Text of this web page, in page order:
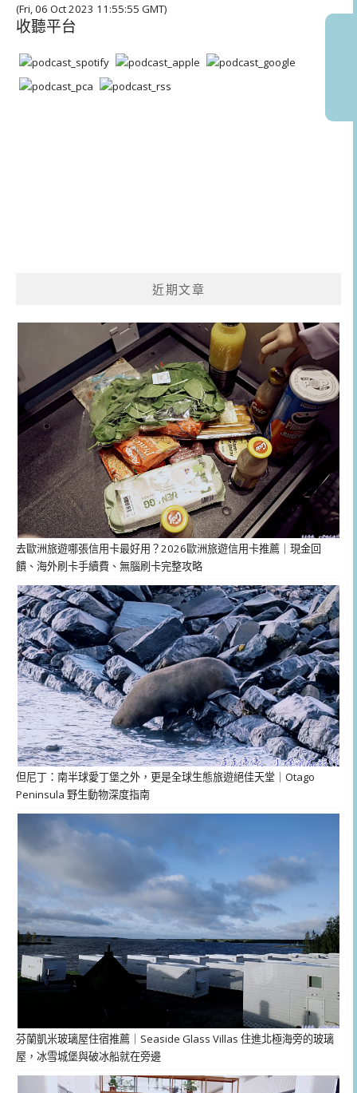
(Fri, 06 Oct 2023 11:55:55 GMT)
收聽平台
近期文章
去歐洲旅遊哪張信用卡最好用？2026歐洲旅遊信用卡推薦｜現金回
饋、海外刷卡手續費、無腦刷卡完整攻略
但尼丁：南半球愛丁堡之外，更是全球生態旅遊絕佳天堂｜Otago
Peninsula 野生動物深度指南
芬蘭凱米玻璃屋住宿推薦｜Seaside Glass Villas 住進北極海旁的玻璃
屋，冰雪城堡與破冰船就在旁邊